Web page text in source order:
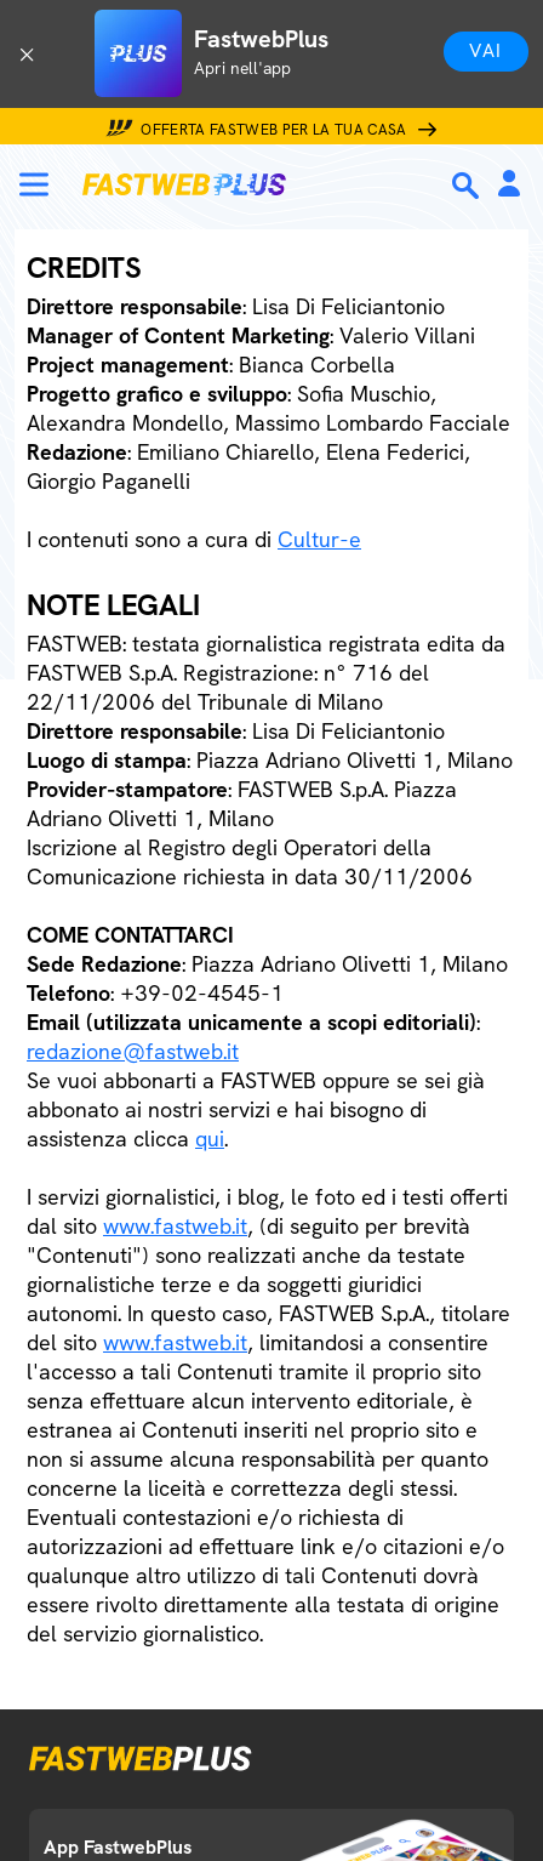
FastwebPlus
Apri nell'app
VAI
OFFERTA FASTWEB PER LA TUA CASA
CREDITS
Direttore responsabile: Lisa Di Feliciantonio
Manager of Content Marketing: Valerio Villani
Project management: Bianca Corbella
Progetto grafico e sviluppo: Sofia Muschio,
Alexandra Mondello, Massimo Lombardo Facciale
Redazione: Emiliano Chiarello, Elena Federici,
Giorgio Paganelli
I contenuti sono a cura di Cultur-e
NOTE LEGALI
FASTWEB: testata giornalistica registrata edita da
FASTWEB S.p.A. Registrazione: n° 716 del
22/11/2006 del Tribunale di Milano
Direttore responsabile: Lisa Di Feliciantonio
Luogo di stampa: Piazza Adriano Olivetti 1, Milano
Provider-stampatore: FASTWEB S.p.A. Piazza
Adriano Olivetti 1, Milano
Iscrizione al Registro degli Operatori della
Comunicazione richiesta in data 30/11/2006
COME CONTATTARCI
Sede Redazione: Piazza Adriano Olivetti 1, Milano
Telefono: +39-02-4545-1
Email (utilizzata unicamente a scopi editoriali):
redazione@fastweb.it
Se vuoi abbonarti a FASTWEB oppure se sei già
abbonato ai nostri servizi e hai bisogno di
assistenza clicca qui.
I servizi giornalistici, i blog, le foto ed i testi offerti
dal sito www.fastweb.it, (di seguito per brevità
"Contenuti") sono realizzati anche da testate
giornalistiche terze e da soggetti giuridici
autonomi. In questo caso, FASTWEB S.p.A., titolare
del sito www.fastweb.it, limitandosi a consentire
l'accesso a tali Contenuti tramite il proprio sito
senza effettuare alcun intervento editoriale, è
estranea ai Contenuti inseriti nel proprio sito e
non si assume alcuna responsabilità per quanto
concerne la liceità e correttezza degli stessi.
Eventuali contestazioni e/o richiesta di
autorizzazioni ad effettuare link e/o citazioni e/o
qualunque altro utilizzo di tali Contenuti dovrà
essere rivolto direttamente alla testata di origine
del servizio giornalistico.
App FastwebPlus